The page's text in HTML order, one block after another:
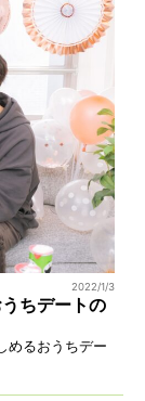
2022/1/3
ちデートの
めるおうちデー